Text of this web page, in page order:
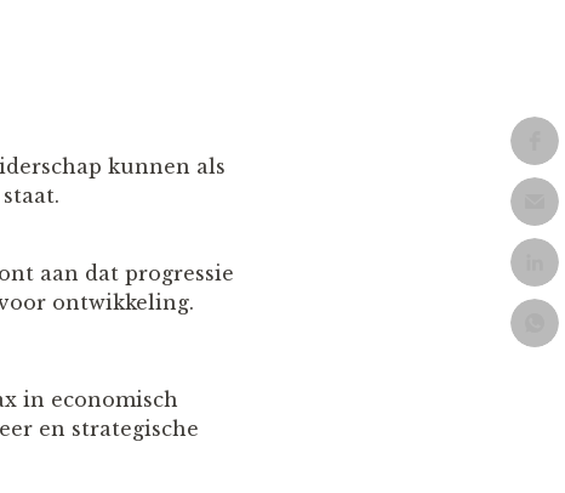
kunnen als
aan dat progressie
ontwikkeling.
in economisch
en strategische